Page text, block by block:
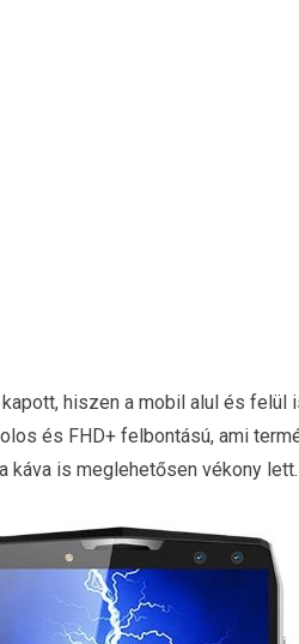
hiszen a mobil alul és felül
és FHD+ felbontású, ami
káva is meglehetősen vékony lett.